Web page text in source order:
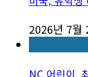
2026년 7월
NC 어린이,